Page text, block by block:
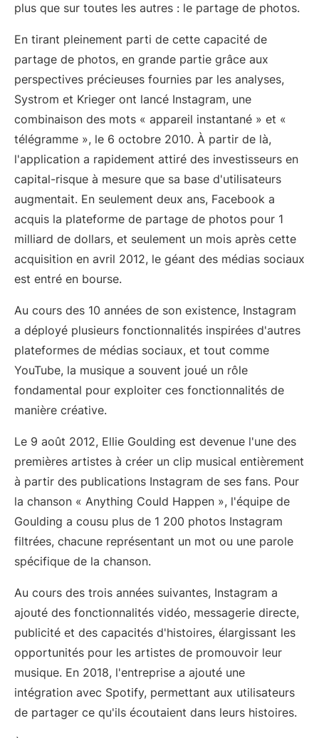
plus que sur toutes les autres : le partage de photos.
En tirant pleinement parti de cette capacité de
partage de photos, en grande partie grâce aux
perspectives précieuses fournies par les analyses,
Systrom et Krieger ont lancé Instagram, une
combinaison des mots « appareil instantané » et «
télégramme », le 6 octobre 2010. À partir de là,
l'application a rapidement attiré des investisseurs en
capital-risque à mesure que sa base d'utilisateurs
augmentait. En seulement deux ans, Facebook a
acquis la plateforme de partage de photos pour 1
milliard de dollars, et seulement un mois après cette
acquisition en avril 2012, le géant des médias sociaux
est entré en bourse.
Au cours des 10 années de son existence, Instagram
a déployé plusieurs fonctionnalités inspirées d'autres
plateformes de médias sociaux, et tout comme
YouTube, la musique a souvent joué un rôle
fondamental pour exploiter ces fonctionnalités de
manière créative.
Le 9 août 2012, Ellie Goulding est devenue l'une des
premières artistes à créer un clip musical entièrement
à partir des publications Instagram de ses fans. Pour
la chanson « Anything Could Happen », l'équipe de
Goulding a cousu plus de 1 200 photos Instagram
filtrées, chacune représentant un mot ou une parole
spécifique de la chanson.
Au cours des trois années suivantes, Instagram a
ajouté des fonctionnalités vidéo, messagerie directe,
publicité et des capacités d'histoires, élargissant les
opportunités pour les artistes de promouvoir leur
musique. En 2018, l'entreprise a ajouté une
intégration avec Spotify, permettant aux utilisateurs
de partager ce qu'ils écoutaient dans leurs histoires.